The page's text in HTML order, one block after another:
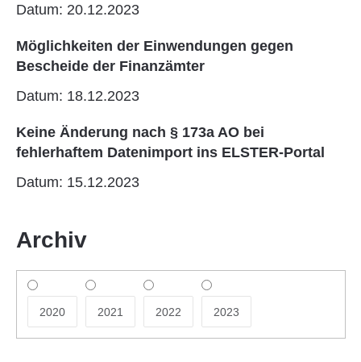
Datum: 20.12.2023
Möglichkeiten der Einwendungen gegen
Bescheide der Finanzämter
Datum: 18.12.2023
Keine Änderung nach § 173a AO bei
fehlerhaftem Datenimport ins ELSTER-Portal
Datum: 15.12.2023
Archiv
2020 2021 2022 2023